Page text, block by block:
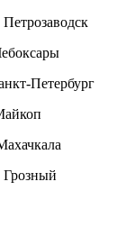
Петербург